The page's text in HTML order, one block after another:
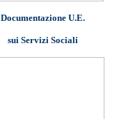
Documentazione U.E.
sui Servizi Sociali